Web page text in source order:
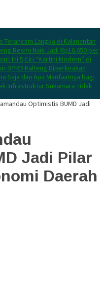
Langka di Kalimantan
Resmi Naik Jadi Rp16.650 per
Ini 5 Ciri “Kartini Modern” di
DPRD Kalteng Diperkirakan
Saja dan Apa Manfaatnya bagi
Infrastruktur Sukamara Tidak
Optimistis BUMD Jadi
Jadi Pilar
Daerah